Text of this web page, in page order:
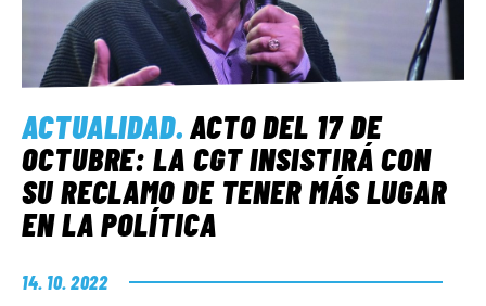
ACTUALIDAD.ACTO DEL 17 DE
OCTUBRE: LA CGT INSISTIRÁ CON
SU RECLAMO DE TENER MÁS LUGAR
EN LA POLÍTICA
14. 10. 2022